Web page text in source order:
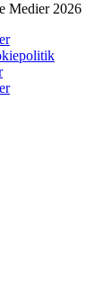
Medier 2026